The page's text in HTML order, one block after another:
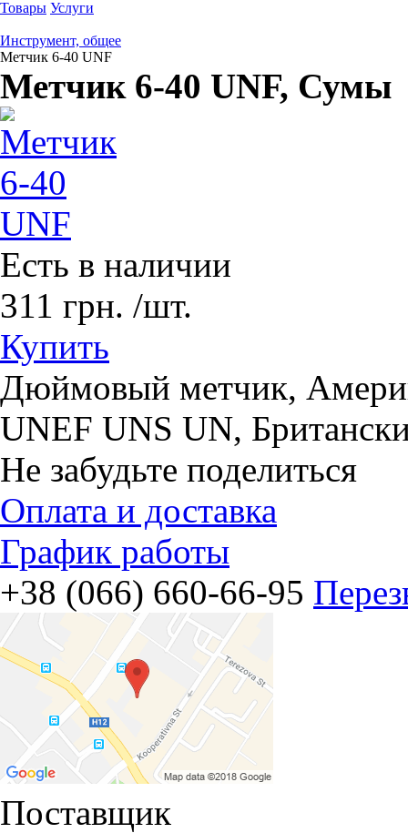
Товары Услуги
Инструмент, общее
Метчик 6-40 UNF
Метчик 6-40 UNF, Сумы
Есть в наличии
311 грн. /шт.
Купить
Дюймовый метчик,
UNEF UNS UN,
Не забудьте поделиться
Оплата и доставка
График работы
+38 (066) 660-66-95
Поставщик